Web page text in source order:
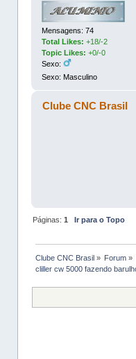
Mensagens: 74
Total Likes:+18/-2
Topic Likes: +0/-0
Sexo:
Sexo: Masculino
Clube CNC Brasil
Páginas: 1 Ir para o Topo
Clube CNC Brasil » Forum »
cliller cw 5000 fazendo